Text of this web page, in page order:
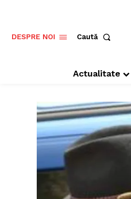
DESPRE NOI Caută
Actualitate